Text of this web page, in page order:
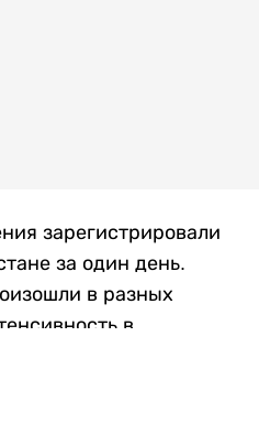
зарегистрировали
за один день.
в разных
в